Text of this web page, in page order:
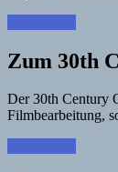
Zum 30th
Der 30th Century
Filmbearbeitung,